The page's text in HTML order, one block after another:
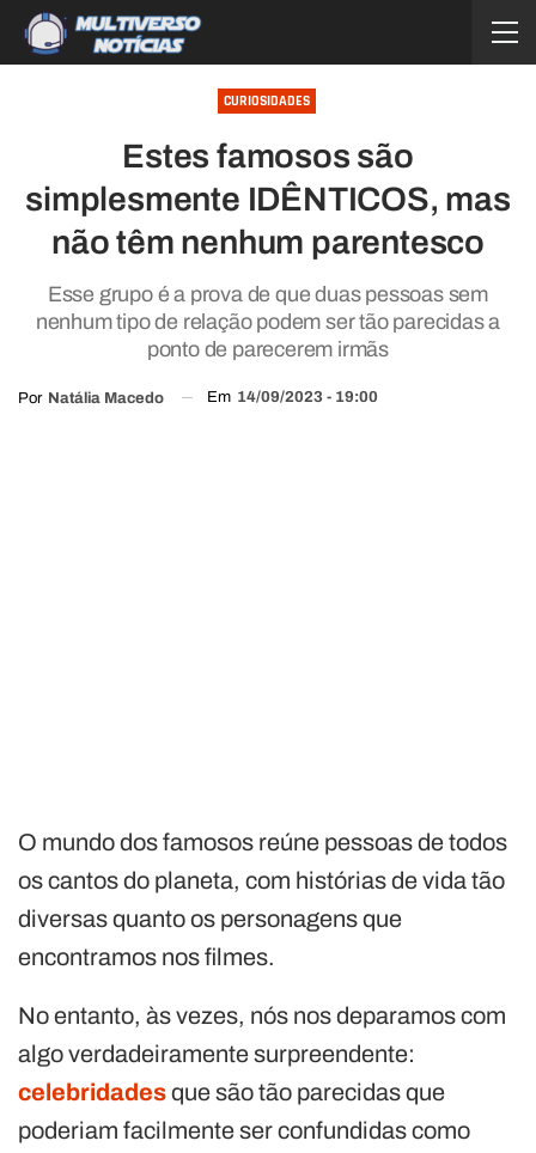
CURIOSIDADES
Estes famosos são
simplesmente IDÊNTICOS, mas
não têm nenhum parentesco
Esse grupo é a prova de que duas pessoas sem
nenhum tipo de relação podem ser tão parecidas a
ponto de parecerem irmãs
Por Natália Macedo Em 14/09/2023 - 19:00
O mundo dos famosos reúne pessoas de todos
os cantos do planeta, com histórias de vida tão
diversas quanto os personagens que
encontramos nos filmes.
No entanto, às vezes, nós nos deparamos com
algo verdadeiramente surpreendente:
celebridadesque são tão parecidas que
poderiam facilmente ser confundidas como